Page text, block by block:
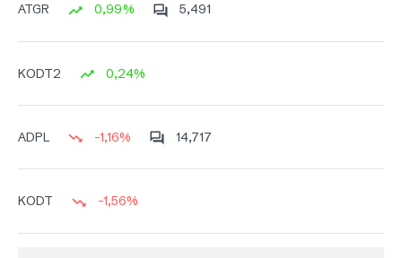
ATGR 0,99% 5,491
KODT2 0,24%
ADPL -1,16% 14,717
KODT -1,56%